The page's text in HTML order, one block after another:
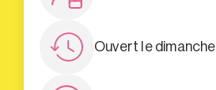
Ouvert le dimanche